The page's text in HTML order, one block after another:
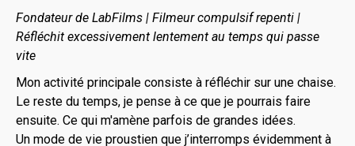
Fondateur de LabFilms | Filmeur compulsif repenti |
Réfléchit excessivement lentement au temps qui passe
vite
Mon activité principale consiste à réfléchir sur une chaise.
Le reste du temps, je pense à ce que je pourrais faire
ensuite. Ce qui m'amène parfois de grandes idées.
Un mode de vie proustien que j’interromps évidemment à